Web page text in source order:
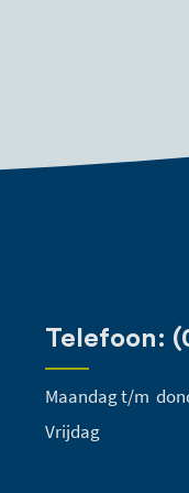
Telefoon:
Maandag t/m
Vrijdag